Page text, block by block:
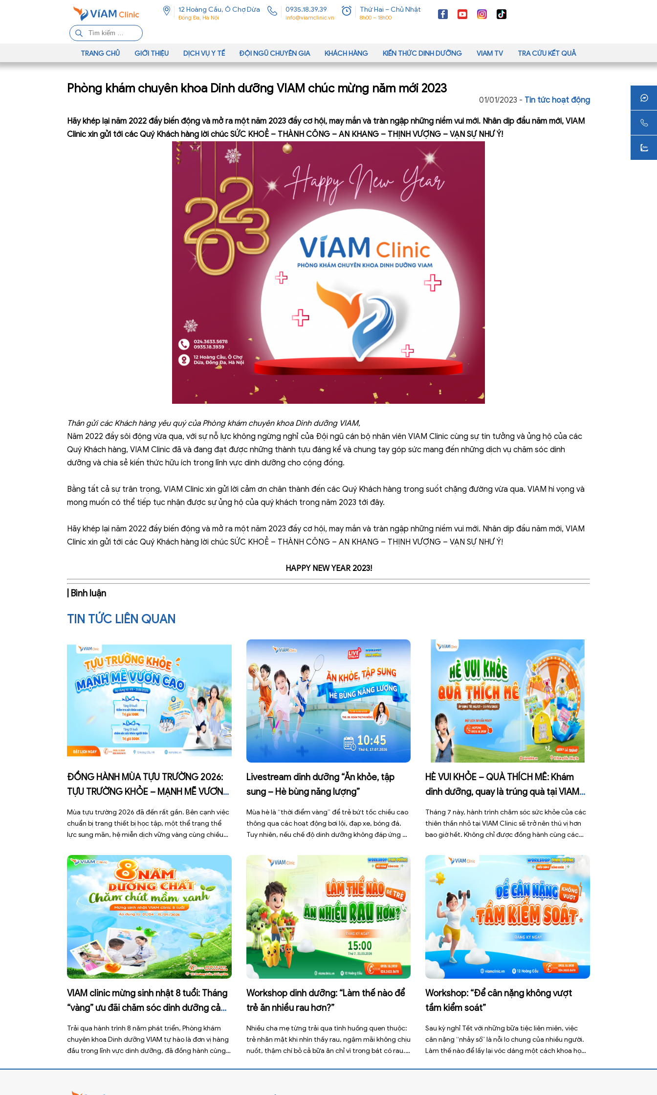
12 Hoàng Cầu, Ô Chợ Dừa
Đống Đa, Hà Nội
0935.18.39.39
info@viamclinic.vn
Thứ Hai – Chủ Nhật
8h00 – 18h00
ì
m
k
ế
h
o
TRANG CHỦ GIỚI THIỆU DỊCH VỤ Y TẾ ĐỘI NGŨ CHUYÊN GIA KHÁCH HÀNG KIẾN THỨC DINH DƯỠNG VIAM TV TRA CỨU KẾT QUẢ
Phòng khám chuyên khoa Dinh dưỡng VIAM chúc mừng năm mới 2023
01/01/2023 - Tin tức hoạt động
Hãy khép lại năm 2022 đầy biến động và mở ra một năm 2023 đầy cơ hội, may mắn và tràn ngập những niềm vui mới. Nhân dịp đầu năm mới, VIAM
Clinic xin gửi tới các Quý Khách hàng lời chúc SỨC KHOẺ – THÀNH CÔNG – AN KHANG – THỊNH VƯỢNG – VẠN SỰ NHƯ Ý!
Thân gửi các Khách hàng yêu quý của Phòng khám chuyên khoa Dinh dưỡng VIAM,
Năm 2022 đầy sôi động vừa qua, với sự nỗ lực không ngừng nghỉ của Đội ngũ cán bộ nhân viên VIAM Clinic cùng sự tin tưởng và ủng hộ của các
Quý Khách hàng, VIAM Clinic đã và đang đạt được những thành tựu đáng kể và chung tay góp sức mang đến những dịch vụ chăm sóc dinh
dưỡng và chia sẻ kiến thức hữu ích trong lĩnh vực dinh dưỡng cho cộng đồng.
Bằng tất cả sự trân trọng, VIAM Clinic xin gửi lời cảm ơn chân thành đến các Quý Khách hàng trong suốt chặng đường vừa qua. VIAM hi vọng và
mong muốn có thể tiếp tục nhận được sự ủng hộ của quý khách trong năm 2023 tới đây.
Hãy khép lại năm 2022 đầy biến động và mở ra một năm 2023 đầy cơ hội, may mắn và tràn ngập những niềm vui mới. Nhân dịp đầu năm mới, VIAM
Clinic xin gửi tới các Quý Khách hàng lời chúc SỨC KHOẺ – THÀNH CÔNG – AN KHANG – THỊNH VƯỢNG – VẠN SỰ NHƯ Ý!
HAPPY NEW YEAR 2023!
| Bình luận
TIN TỨC LIÊN QUAN
ĐỒNG HÀNH MÙA TỰU TRƯỜNG 2026:
TỰU TRƯỜNG KHỎE – MẠNH MẼ VƯƠN
Mùa tựu trường 2026 đã đến rất gần. Bên cạnh việc
chuẩn bị trang thiết bị học tập, một thể trạng thể
lực sung mãn, hệ miễn dịch vững vàng cùng chiều
giúp các con tự tin bước vào năm học mới. Nhằm
đồng hành […]
Livestream dinh dưỡng “Ăn khỏe, tập
sung – Hè bùng năng lượng”
Mùa hè là “thời điểm vàng” để trẻ bứt tốc chiều cao
thông qua các hoạt động bơi lội, đạp xe, bóng đá.
Tuy nhiên, nếu chế độ dinh dưỡng không đáp ứng đủ
“đói năng lượng ngầm” – dẫn đến nhanh mệt, đuối
HÈ VUI KHỎE – QUÀ THÍCH MÊ: Khám
dinh dưỡng, quay là trúng quà tại VIAM
Tháng 7 này, hành trình chăm sóc sức khỏe của các
thiên thần nhỏ tại VIAM Clinic sẽ trở nên thú vị hơn
bao giờ hết. Không chỉ được đồng hành cùng các
thể chất, các bé còn được tham gia chương trình ưu
[…]
VIAM clinic mừng sinh nhật 8 tuổi: Tháng
“vàng” ưu đãi chăm sóc dinh dưỡng cả
gia đình
Trải qua hành trình 8 năm phát triển, Phòng khám
chuyên khoa Dinh dưỡng VIAM tự hào là đơn vị hàng
đầu trong lĩnh vực dinh dưỡng, đã đồng hành cùng
Workshop dinh dưỡng: “Làm thế nào để
trẻ ăn nhiều rau hơn?”
Nhiều cha mẹ từng trải qua tình huống quen thuộc:
trẻ nhăn mặt khi nhìn thấy rau, ngậm mãi không chịu
nuốt, thậm chí bỏ cả bữa ăn chỉ vì trong bát có rau.
Workshop: “Để cân nặng không vượt
tầm kiểm soát”
Sau kỳ nghỉ Tết với những bữa tiệc liên miên, việc
cân nặng “nhảy số” là nỗi lo chung của nhiều người.
Làm thế nào để lấy lại vóc dáng một cách khoa học